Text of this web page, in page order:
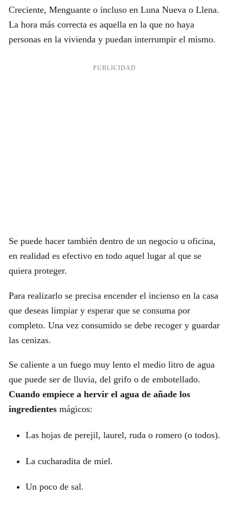
Creciente, Menguante o incluso en Luna Nueva o Llena.
La hora más correcta es aquella en la que no haya
personas en la vivienda y puedan interrumpir el mismo.
Se puede hacer también dentro de un negocio u oficina,
en realidad es efectivo en todo aquel lugar al que se
quiera proteger.
Para realizarlo se precisa encender el incienso en la casa
que deseas limpiar y esperar que se consuma por
completo. Una vez consumido se debe recoger y guardar
las cenizas.
Se caliente a un fuego muy lento el medio litro de agua
que puede ser de lluvia, del grifo o de embotellado.
Cuando empiece a hervir el agua de añade los
ingredientesmágicos:
Las hojas de perejil, laurel, ruda o romero (o todos).
La cucharadita de miel.
Un poco de sal.